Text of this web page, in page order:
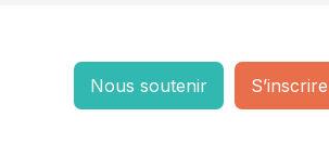
Nous soutenir